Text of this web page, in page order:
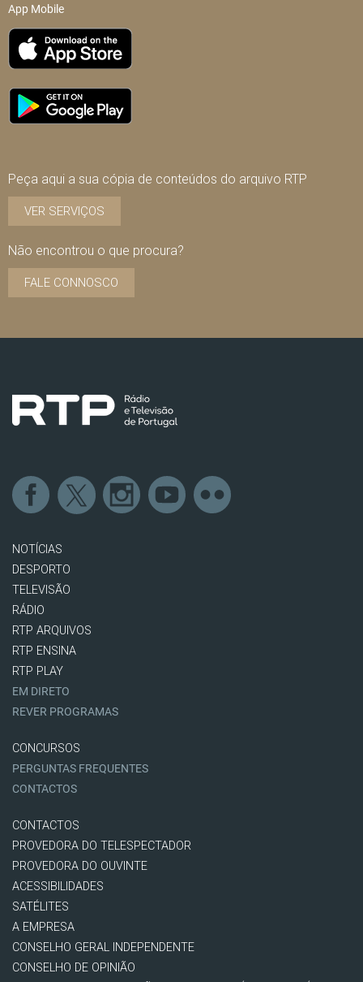
App Mobile
Peça aqui a sua cópia de conteúdos do arquivo RTP
VER SERVIÇOS
Não encontrou o que procura?
FALE CONNOSCO
NOTÍCIAS
DESPORTO
TELEVISÃO
RÁDIO
RTP ARQUIVOS
RTP ENSINA
RTP PLAY
EM DIRETO
REVER PROGRAMAS
CONCURSOS
PERGUNTAS FREQUENTES
CONTACTOS
CONTACTOS
PROVEDORA DO TELESPECTADOR
PROVEDORA DO OUVINTE
ACESSIBILIDADES
SATÉLITES
A EMPRESA
CONSELHO GERAL INDEPENDENTE
CONSELHO DE OPINIÃO